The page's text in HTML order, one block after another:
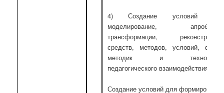
4) Создание условий для
моделирование, апробации,
трансформации, реконструкции
средств, методов, условий, форм,
методик и технологий
педагогического взаимодействия.
Создание условий для формирования